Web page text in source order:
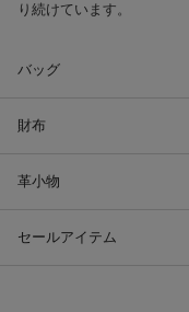
り続けています。
バッグ
財布
革小物
セールアイテム